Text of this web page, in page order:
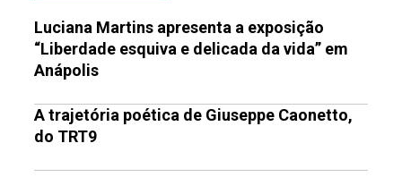
Luciana Martins apresenta a exposição
“Liberdade esquiva e delicada da vida” em
Anápolis
A trajetória poética de Giuseppe Caonetto,
do TRT9